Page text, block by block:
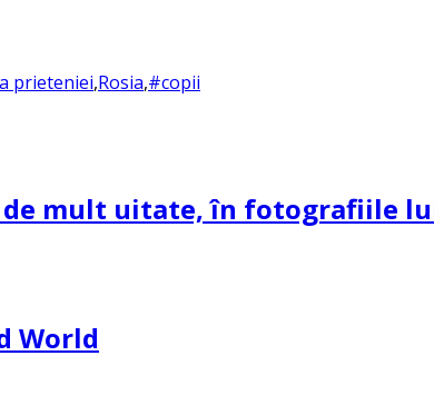
prieteniei,Rosia,#copii
de mult uitate, în fotografiile
World